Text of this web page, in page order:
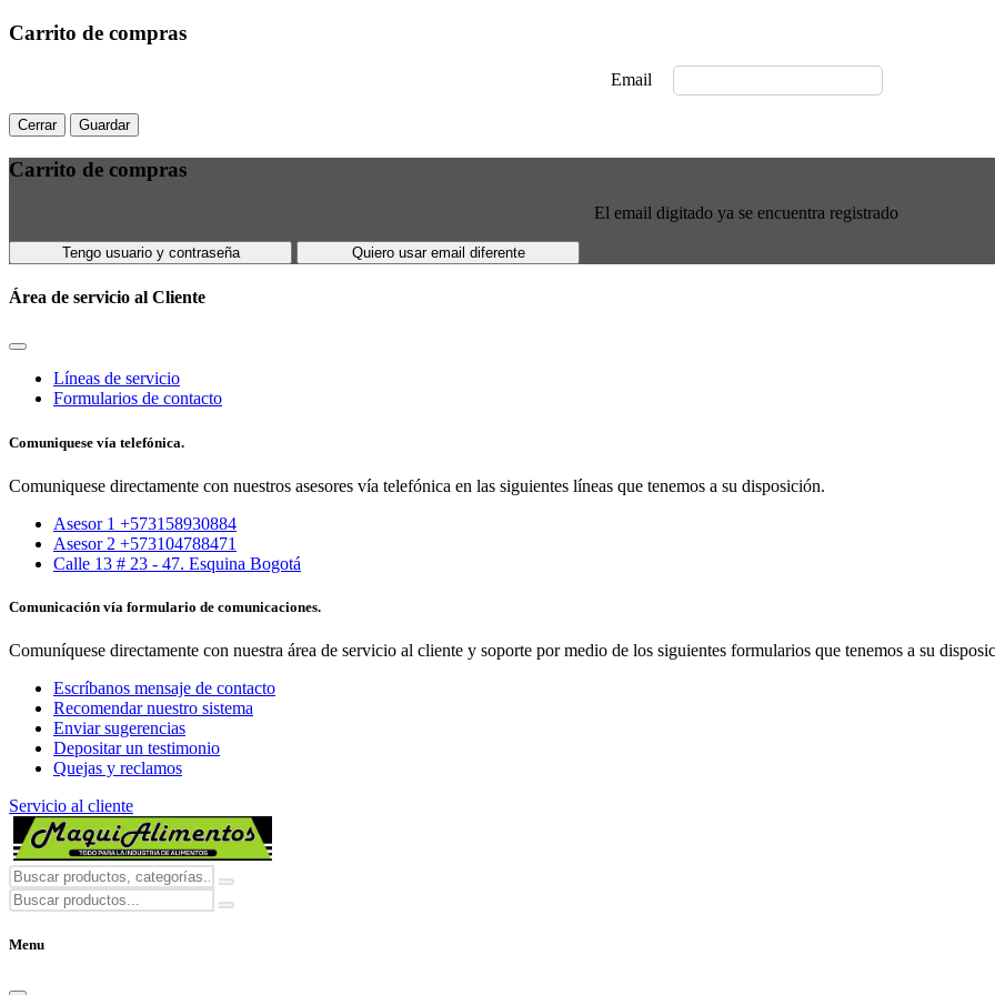
Carrito de compras
Email
Cerrar Guardar
Carrito de compras
El email digitado ya se encuentra registrado
Tengo usuario y contraseña Quiero usar email diferente
Área de servicio al Cliente
Líneas de servicio
Formularios de contacto
Comuniquese vía telefónica.
Comuniquese directamente con nuestros asesores vía telefónica en las siguientes líneas que tenemos a su disposición.
Asesor 1 +573158930884
Asesor 2 +573104788471
Calle 13 # 23 - 47. Esquina Bogotá
Comunicación vía formulario de comunicaciones.
Comuníquese directamente con nuestra área de servicio al cliente y soporte por medio de los siguientes formularios que tenemos a su
Escríbanos mensaje de contacto
Recomendar nuestro sistema
Enviar sugerencias
Depositar un testimonio
Quejas y reclamos
Servicio al cliente
Menu